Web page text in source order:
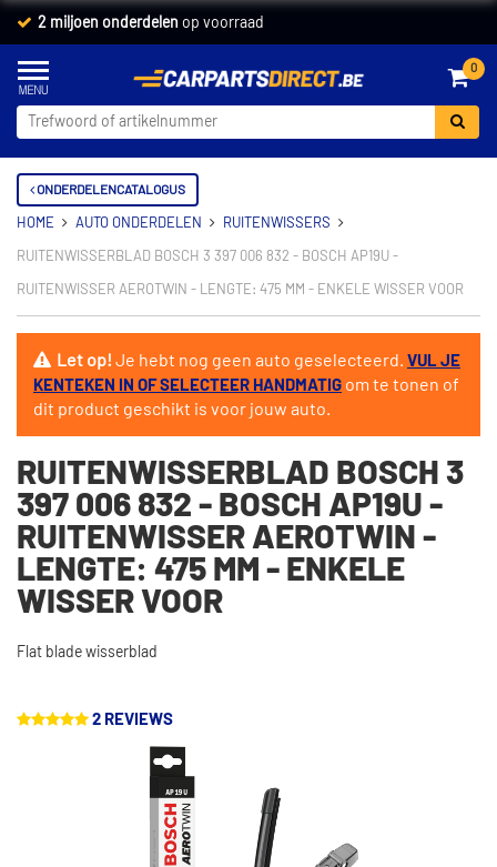
2 miljoen onderdelen op voorraad
0
ONDERDELENCATALOGUS
HOME AUTO ONDERDELEN RUITENWISSERS
RUITENWISSERBLAD BOSCH 3 397 006 832 - BOSCH AP19U -
RUITENWISSER AEROTWIN - LENGTE: 475 MM - ENKELE WISSER VOOR
Let op!Je hebt nog geen auto geselecteerd. VUL JE
KENTEKEN IN OF SELECTEER HANDMATIG om te tonen of
dit product geschikt is voor jouw auto.
RUITENWISSERBLAD BOSCH 3
397 006 832 - BOSCH AP19U -
RUITENWISSER AEROTWIN -
LENGTE: 475 MM - ENKELE
WISSER VOOR
Flat blade wisserblad
2 REVIEWS